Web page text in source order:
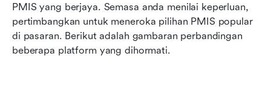
PMIS yang berjaya. Semasa anda menilai keperluan,
pertimbangkan untuk meneroka pilihan PMIS popular
di pasaran. Berikut adalah gambaran perbandingan
beberapa platform yang dihormati.